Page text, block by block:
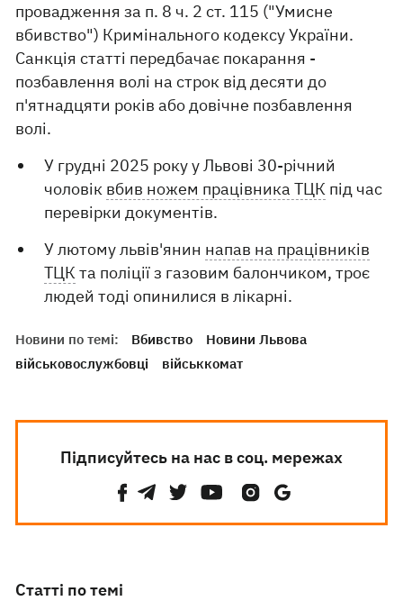
провадження за п. 8 ч. 2 ст. 115 ("Умисне
вбивство") Кримінального кодексу України.
Санкція статті передбачає покарання -
позбавлення волі на строк від десяти до
п'ятнадцяти років або довічне позбавлення
волі.
У грудні 2025 року у Львові 30-річний
чоловік вбив ножем працівника ТЦК під час
перевірки документів.
У лютому львів'янин напав на працівників
ТЦКта поліції з газовим балончиком, троє
людей тоді опинилися в лікарні.
Новини по темі: Вбивство
Новини Львова
військовослужбовці
військкомат
Підписуйтесь на нас в соц. мережах
Статті по темі